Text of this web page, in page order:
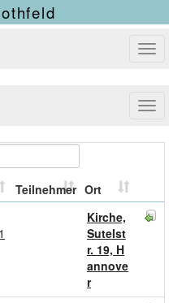
Teilnehmer Ort
Kirche,
Sutelst
r. 19, H
annove
r